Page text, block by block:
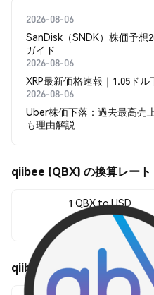
2026-08-06
SanDisk（SNDK）株価予想
ガイド
2026-08-06
XRP最新価格速報｜1.05ド
2026-08-06
Uber株価下落：過去最高売
も理由解説
qiibee (QBX) の換算レート
1 QBX to USD
$0.00100852
qiibee (QBX) の価格変動